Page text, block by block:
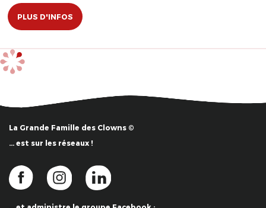
PLUS D'INFOS
La Grande Famille des Clowns ©
… est sur les réseaux !